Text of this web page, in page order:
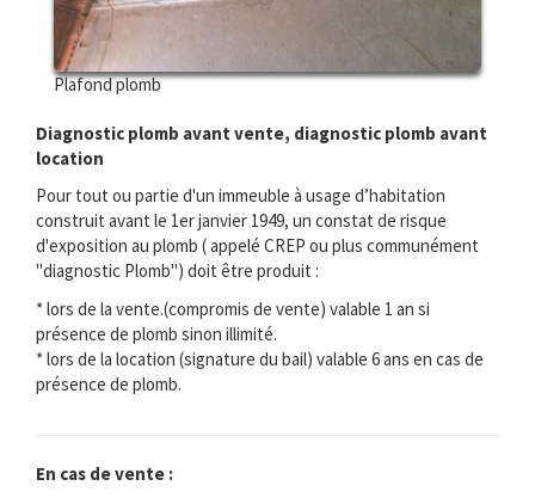
Plafond plomb
Diagnostic plomb avant vente, diagnostic plomb avant
location
Pour tout ou partie d'un immeuble à usage d’habitation
construit avant le 1er janvier 1949, un constat de risque
d'exposition au plomb ( appelé CREP ou plus communément
"diagnostic Plomb") doit être produit :
* lors de la vente.(compromis de vente) valable 1 an si
présence de plomb sinon illimité.
* lors de la location (signature du bail) valable 6 ans en cas de
présence de plomb.
En cas de vente :